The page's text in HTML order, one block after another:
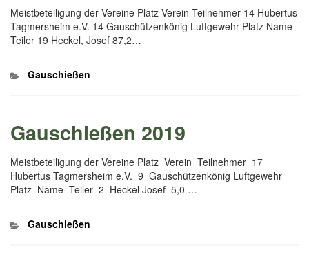
Meistbeteiligung der Vereine Platz Verein Teilnehmer 14 Hubertus
Tagmersheim e.V. 14 Gauschützenkönig Luftgewehr Platz Name
Teiler 19 Heckel, Josef 87,2…
Kategorien
Gauschießen
Gauschießen 2019
Meistbeteiligung der Vereine Platz Verein Teilnehmer 17
Hubertus Tagmersheim e.V. 9 Gauschützenkönig Luftgewehr
Platz Name Teiler 2 Heckel Josef 5,0 …
Kategorien
Gauschießen